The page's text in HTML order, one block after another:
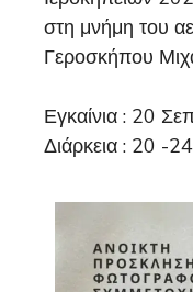
στη μνήμη του
Γεροσκήπου
Εγκαίνια : 20
Διάρκεια : 20 -